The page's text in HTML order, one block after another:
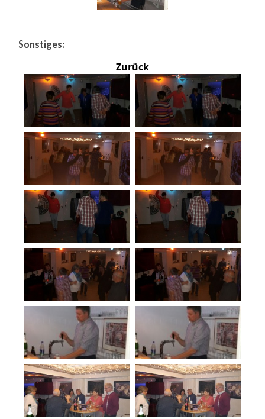
Sonstiges:
Zurück